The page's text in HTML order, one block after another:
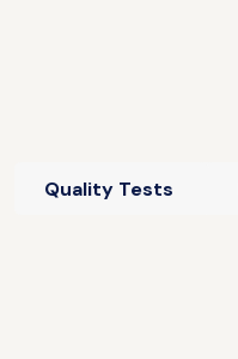
Quality Tests